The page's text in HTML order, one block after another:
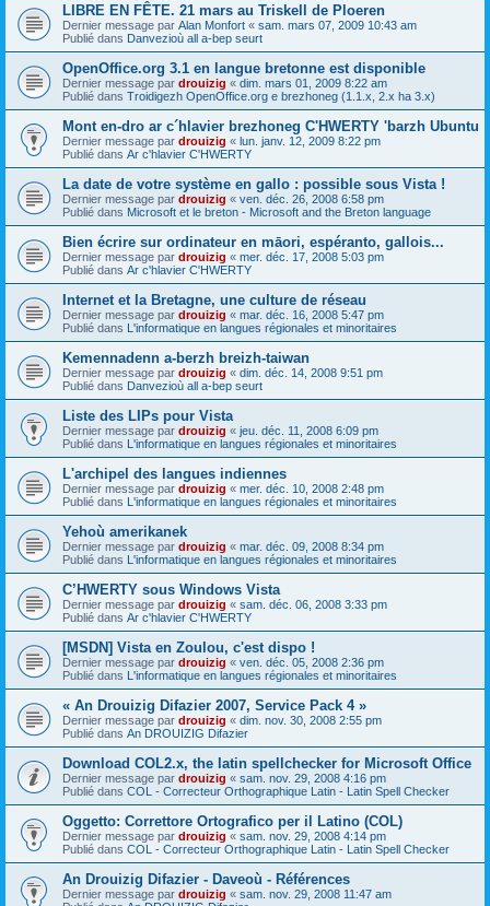
LIBRE EN FÊTE. 21 mars au Triskell de Ploeren
Dernier message par Alan Monfort « sam. mars 07, 2009 10:43 am
Publié dans Danvezioù all a-bep seurt
OpenOffice.org 3.1 en langue bretonne est disponible
Dernier message par drouizig « dim. mars 01, 2009 8:22 am
Publié dans Troidigezh OpenOffice.org e brezhoneg (1.1.x, 2.x ha 3.x)
Mont en-dro ar c´hlavier brezhoneg C'HWERTY 'barzh Ubuntu
Dernier message par drouizig « lun. janv. 12, 2009 8:22 pm
Publié dans Ar c'hlavier C'HWERTY
La date de votre système en gallo : possible sous Vista !
Dernier message par drouizig « ven. déc. 26, 2008 6:58 pm
Publié dans Microsoft et le breton - Microsoft and the Breton language
Bien écrire sur ordinateur en māori, espéranto, gallois...
Dernier message par drouizig « mer. déc. 17, 2008 5:03 pm
Publié dans Ar c'hlavier C'HWERTY
Internet et la Bretagne, une culture de réseau
Dernier message par drouizig « mar. déc. 16, 2008 5:47 pm
Publié dans L'informatique en langues régionales et minoritaires
Kemennadenn a-berzh breizh-taiwan
Dernier message par drouizig « dim. déc. 14, 2008 9:51 pm
Publié dans Danvezioù all a-bep seurt
Liste des LIPs pour Vista
Dernier message par drouizig « jeu. déc. 11, 2008 6:09 pm
Publié dans L'informatique en langues régionales et minoritaires
L'archipel des langues indiennes
Dernier message par drouizig « mer. déc. 10, 2008 2:48 pm
Publié dans L'informatique en langues régionales et minoritaires
Yehoù amerikanek
Dernier message par drouizig « mar. déc. 09, 2008 8:34 pm
Publié dans L'informatique en langues régionales et minoritaires
C’HWERTY sous Windows Vista
Dernier message par drouizig « sam. déc. 06, 2008 3:33 pm
Publié dans Ar c'hlavier C'HWERTY
[MSDN] Vista en Zoulou, c'est dispo !
Dernier message par drouizig « ven. déc. 05, 2008 2:36 pm
Publié dans L'informatique en langues régionales et minoritaires
« An Drouizig Difazier 2007, Service Pack 4 »
Dernier message par drouizig « dim. nov. 30, 2008 2:55 pm
Publié dans An DROUIZIG Difazier
Download COL2.x, the latin spellchecker for Microsoft Office
Dernier message par drouizig « sam. nov. 29, 2008 4:16 pm
Publié dans COL - Correcteur Orthographique Latin - Latin Spell Checker
Oggetto: Correttore Ortografico per il Latino (COL)
Dernier message par drouizig « sam. nov. 29, 2008 4:14 pm
Publié dans COL - Correcteur Orthographique Latin - Latin Spell Checker
An Drouizig Difazier - Daveoù - Références
Dernier message par drouizig « sam. nov. 29, 2008 11:47 am